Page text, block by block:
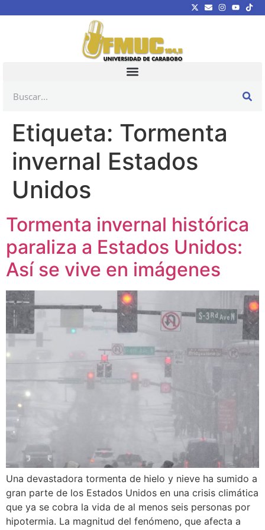
Etiqueta: Tormenta
invernal Estados
Unidos
Tormenta invernal histórica
paraliza a Estados Unidos:
Así se vive en imágenes
Una devastadora tormenta de hielo y nieve ha sumido a
gran parte de los Estados Unidos en una crisis climática
que ya se cobra la vida de al menos seis personas por
hipotermia. La magnitud del fenómeno, que afecta a